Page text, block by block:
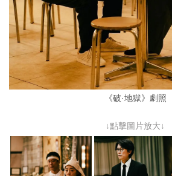
《破·地獄》劇照
↓點擊圖片放大↓